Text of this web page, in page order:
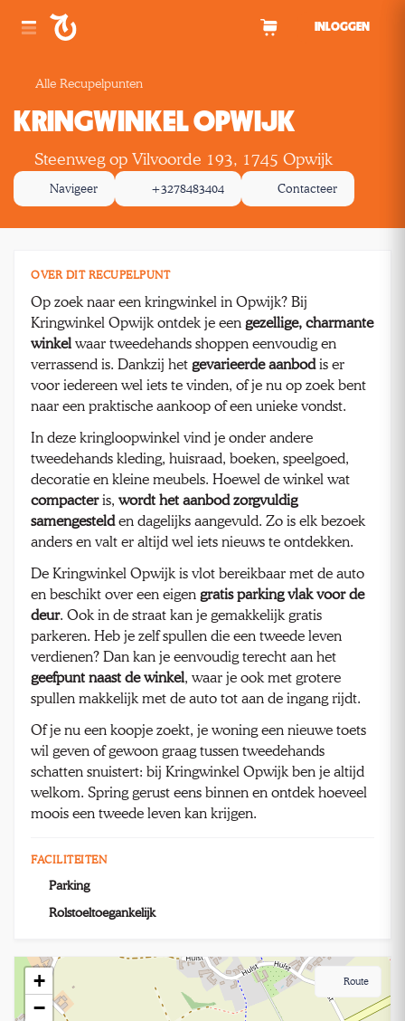
INLOGGEN
Alle Recupelpunten
KRINGWINKEL OPWIJK
Steenweg op Vilvoorde 193, 1745 Opwijk
Navigeer +3278483404 Contacteer
OVER DIT RECUPELPUNT
Op zoek naar een kringwinkel in Opwijk? Bij
Kringwinkel Opwijk ontdek je een gezellige, charmante
winkel waar tweedehands shoppen eenvoudig en
verrassend is. Dankzij het gevarieerde aanbodis er
voor iedereen wel iets te vinden, of je nu op zoek bent
naar een praktische aankoop of een unieke vondst.
In deze kringloopwinkel vind je onder andere
tweedehands kleding, huisraad, boeken, speelgoed,
decoratie en kleine meubels. Hoewel de winkel wat
compacteris, wordt het aanbod zorgvuldig
samengestelden dagelijks aangevuld. Zo is elk bezoek
anders en valt er altijd wel iets nieuws te ontdekken.
De Kringwinkel Opwijk is vlot bereikbaar met de auto
en beschikt over een eigen gratis parking vlak voor de
deur. Ook in de straat kan je gemakkelijk gratis
parkeren. Heb je zelf spullen die een tweede leven
verdienen? Dan kan je eenvoudig terecht aan het
geefpunt naast de winkel, waar je ook met grotere
spullen makkelijk met de auto tot aan de ingang rijdt.
Of je nu een koopje zoekt, je woning een nieuwe toets
wil geven of gewoon graag tussen tweedehands
schatten snuistert: bij Kringwinkel Opwijk ben je altijd
welkom. Spring gerust eens binnen en ontdek hoeveel
moois een tweede leven kan krijgen.
FACILITEITEN
Parking
Rolstoeltoegankelijk
+
−
Route